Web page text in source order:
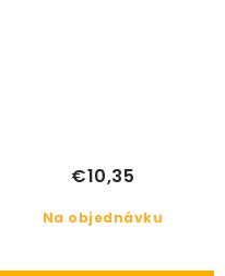
Na objednávku
€10,35